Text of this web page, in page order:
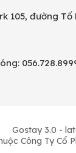
105, đường Tố
Gostay 3.0 -
Công Ty Cổ